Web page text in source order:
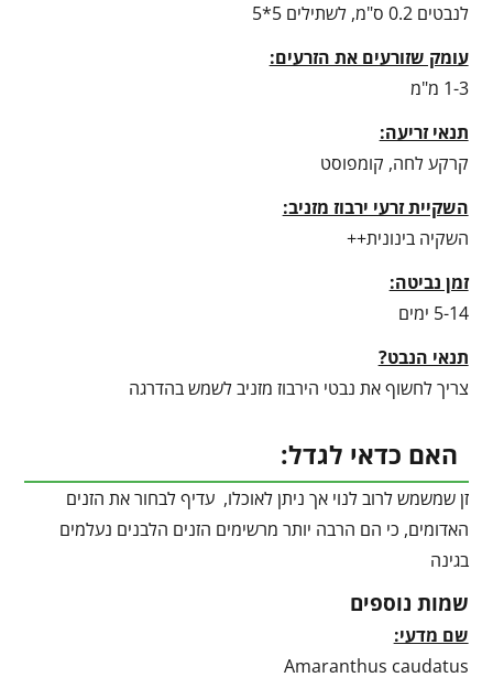
לנבטים 0.2 ס"מ, לשתילים 5*5
עומק שזורעים את הזרעים:
1-3 מ"מ
תנאי זריעה:
קרקע לחה, קומפוסט
השקיית זרעי ירבוז מזניב:
השקיה בינונית++
זמן נביטה:
5-14 ימים
תנאי הנבט?
צריך לחשוף את נבטי הירבוז מזניב לשמש בהדרגה
האם כדאי לגדל:
זן שמשמש לרוב לנוי אך ניתן לאוכלו, עדיף לבחור את הזנים
האדומים, כי הם הרבה יותר מרשימים הזנים הלבנים נעלמים
בגינה
שמות נוספים
שם מדעי:
Amaranthus caudatus